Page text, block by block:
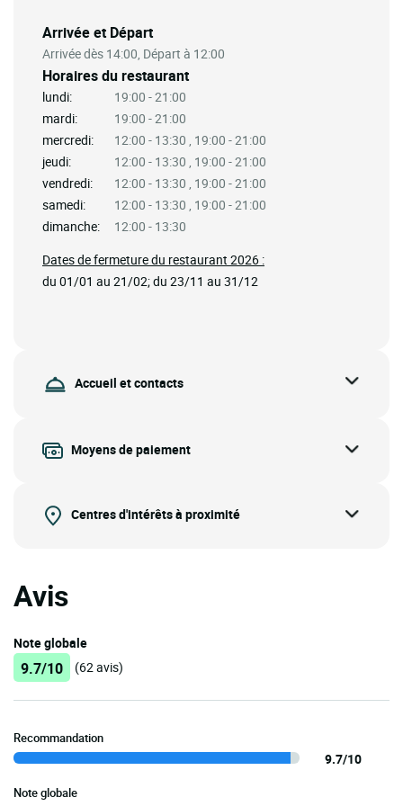
Arrivée et Départ
Arrivée dès 14:00, Départ à 12:00
Horaires du restaurant
lundi:
19:00 - 21:00
mardi:
19:00 - 21:00
mercredi:
12:00 - 13:30 , 19:00 - 21:00
jeudi:
12:00 - 13:30 , 19:00 - 21:00
vendredi:
12:00 - 13:30 , 19:00 - 21:00
samedi:
12:00 - 13:30 , 19:00 - 21:00
dimanche:
12:00 - 13:30
Dates de fermeture du restaurant 2026 :
du 01/01 au 21/02; du 23/11 au 31/12
Accueil et contacts
Moyens de paiement
Centres d'intérêts à proximité
Avis
Note globale
9.7/10 (62 avis)
Recommandation
9.7/10
Note globale